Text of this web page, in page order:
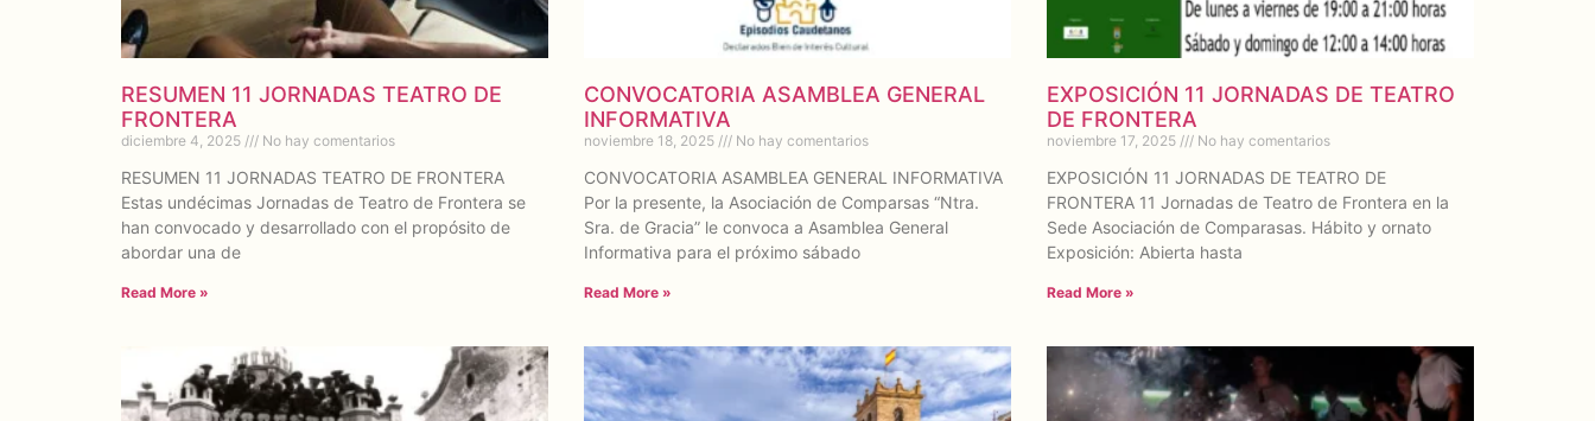
RESUMEN 11 JORNADAS TEATRO DE
FRONTERA
diciembre 4, 2025 No hay comentarios
RESUMEN 11 JORNADAS TEATRO DE FRONTERA
Estas undécimas Jornadas de Teatro de Frontera se
han convocado y desarrollado con el propósito de
abordar una de
Read More »
CONVOCATORIA ASAMBLEA GENERAL
INFORMATIVA
noviembre 18, 2025 No hay comentarios
CONVOCATORIA ASAMBLEA GENERAL INFORMATIVA
Por la presente, la Asociación de Comparsas “Ntra.
Sra. de Gracia” le convoca a Asamblea General
Informativa para el próximo sábado
Read More »
EXPOSICIÓN 11 JORNADAS DE TEATRO
DE FRONTERA
noviembre 17, 2025 No hay comentarios
EXPOSICIÓN 11 JORNADAS DE TEATRO DE
FRONTERA 11 Jornadas de Teatro de Frontera en la
Sede Asociación de Comparasas. Hábito y ornato
Exposición: Abierta hasta
Read More »